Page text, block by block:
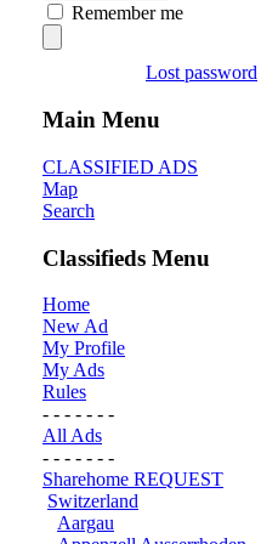
Remember me
Lost password
Main Menu
CLASSIFIED ADS
Map
Search
Classifieds Menu
Home
New Ad
My Profile
My Ads
Rules
- - - - - - -
All Ads
- - - - - - -
Sharehome REQUEST
Switzerland
Aargau